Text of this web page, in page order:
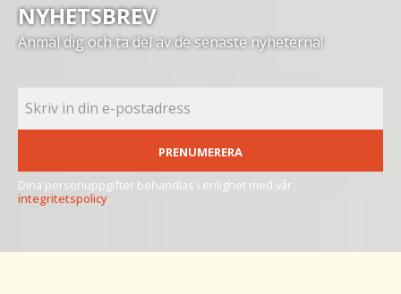
NYHETSBREV
Anmäl dig och ta del av de senaste nyheterna!
PRENUMERERA
Dina personuppgifter behandlas i enlighet med vår
integritetspolicy.